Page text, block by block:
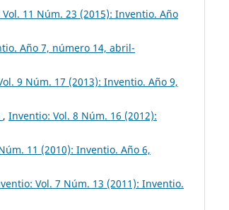
11 Núm. 23 (2015): Inventio. Año
Año 7, número 14, abril-
9 Núm. 17 (2013): Inventio. Año 9,
, Inventio: Vol. 8 Núm. 16 (2012):
11 (2010): Inventio. Año 6,
Vol. 7 Núm. 13 (2011): Inventio.